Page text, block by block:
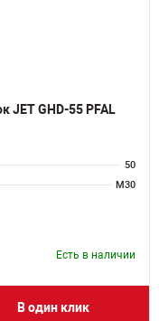
JET GHD-55 PFAL
50
M30
Есть в наличии
В один клик